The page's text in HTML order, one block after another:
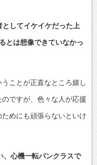
してイケイケだった上
とは想像できていなかっ
ことが正直なところ嬉し
ですが、色々な人が応援
めにも頑張らないといけ
心機一転パンクラスで